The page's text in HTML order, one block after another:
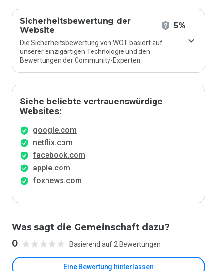
Sicherheitsbewertung der
Website
5%
Die Sicherheitsbewertung von WOT basiert auf
unserer einzigartigen Technologie und den
Bewertungen der Community-Experten.
Siehe beliebte vertrauenswürdige
Websites:
google.com
netflix.com
facebook.com
apple.com
foxnews.com
Was sagt die Gemeinschaft dazu?
0 Basierend auf 2 Bewertungen
Eine Bewertung hinterlassen